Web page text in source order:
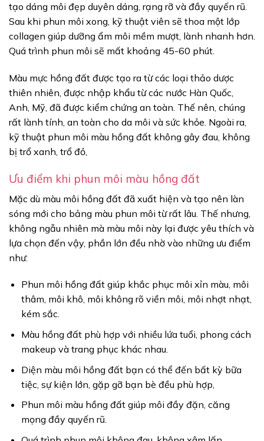
tạo dáng môi đẹp duyên dáng, rạng rỡ và đầy quyến rũ.
Sau khi phun môi xong, kỹ thuật viên sẽ thoa một lớp
collagen giúp dưỡng ẩm môi mềm mượt, lành nhanh hơn.
Quá trình phun môi sẽ mất khoảng 45-60 phút.
Màu mực hồng đất được tạo ra từ các loại thảo dược
thiên nhiên, được nhập khẩu từ các nước Hàn Quốc,
Anh, Mỹ, đã được kiểm chứng an toàn. Thế nên, chúng
rất lành tính, an toàn cho da môi và sức khỏe. Ngoài ra,
kỹ thuật phun môi màu hồng đất không gây đau, không
bị trổ xanh, trổ đỏ,
Ưu điểm khi phun môi màu hồng đất
Mặc dù màu môi hồng đất đã xuất hiện và tạo nên làn
sóng mới cho bảng màu phun môi từ rất lâu. Thế nhưng,
không ngẫu nhiên mà màu môi này lại được yêu thích và
lựa chọn đến vậy, phần lớn đều nhờ vào những ưu điểm
như:
Phun môi hồng đất giúp khắc phục môi xỉn màu, môi
thâm, môi khô, môi không rõ viền môi, môi nhợt nhạt,
kém sắc.
Màu hồng đất phù hợp với nhiều lứa tuổi, phong cách
makeup và trang phục khác nhau.
Diện màu môi hồng đất bạn có thể đến bất kỳ bữa
tiệc, sự kiện lớn, gặp gỡ bạn bè đều phù hợp,
Phun môi màu hồng đất giúp môi đầy đặn, căng
mọng đầy quyến rũ.